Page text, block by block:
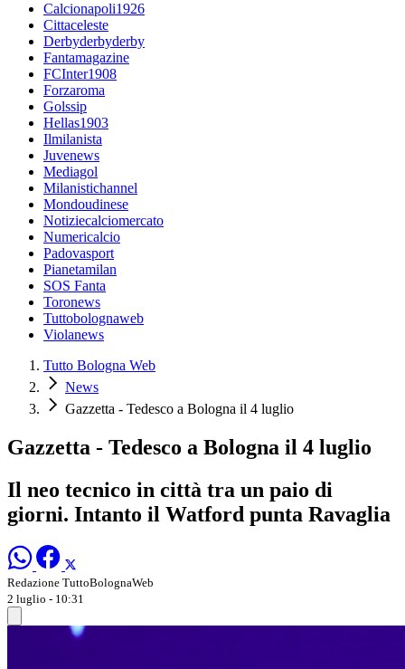
Calcionapoli1926
Cittaceleste
Derbyderbyderby
Fantamagazine
FCInter1908
Forzaroma
Golssip
Hellas1903
Ilmilanista
Juvenews
Mediagol
Milanistichannel
Mondoudinese
Notiziecalciomercato
Numericalcio
Padovasport
Pianetamilan
SOS Fanta
Toronews
Tuttobolognaweb
Violanews
Tutto Bologna Web
News
Gazzetta - Tedesco a Bologna il 4 luglio
Gazzetta - Tedesco a Bologna il 4 luglio
Il neo tecnico in città tra un paio di
giorni. Intanto il Watford punta Ravaglia
Redazione TuttoBolognaWeb
2 luglio - 10:31